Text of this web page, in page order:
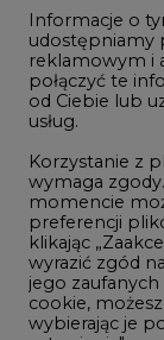
Gospodarka
Geopolityka
LTE450
Innowacje i AI
Handel
Wodór
Górnictwo
Informacje o
udostępniamy
reklamowym i
połączyć te
od Ciebie lub
usług.
Korzystanie z
wymaga
momencie
preferencji
klikając
wyrazić zgód
jego
cookie,
wybierając je